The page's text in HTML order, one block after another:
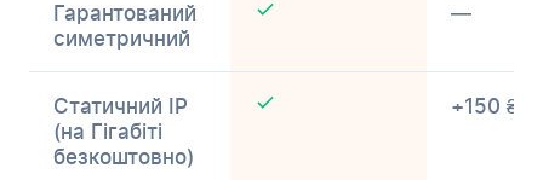
Гарантований
симетричний
—
Статичний IP
(на Гігабіті
безкоштовно)
+150 ₴/